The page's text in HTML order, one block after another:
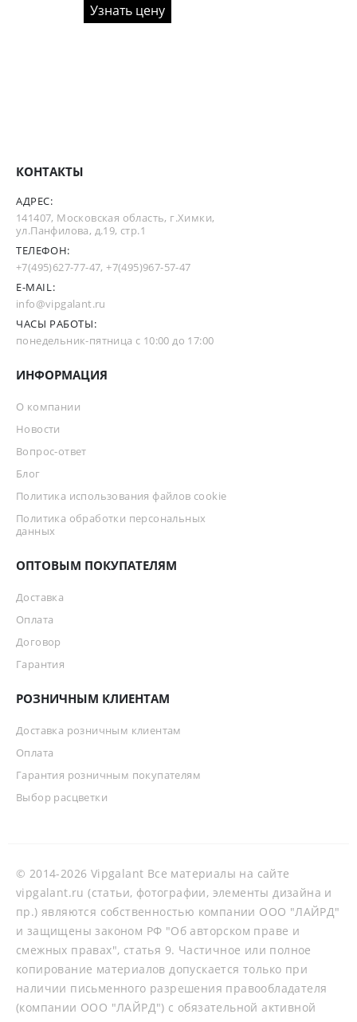
Узнать цену
КОНТАКТЫ
АДРЕС:
141407, Московская область, г.Химки,
ул.Панфилова, д.19, стр.1
ТЕЛЕФОН:
+7(495)627-77-47,+7(495)967-57-47
E-MAIL:
info@vipgalant.ru
ЧАСЫ РАБОТЫ:
понедельник-пятница с 10:00 до 17:00
ИНФОРМАЦИЯ
О компании
Новости
Вопрос-ответ
Блог
Политика использования файлов cookie
Политика обработки персональных
данных
ОПТОВЫМ ПОКУПАТЕЛЯМ
Доставка
Оплата
Договор
Гарантия
РОЗНИЧНЫМ КЛИЕНТАМ
Доставка розничным клиентам
Оплата
Гарантия розничным покупателям
Выбор расцветки
© 2014-2026 Vipgalant Все материалы на сайте
vipgalant.ru (статьи, фотографии, элементы дизайна и
пр.) являются собственностью компании ООО "ЛАЙРД"
и защищены законом РФ "Об авторском праве и
смежных правах", статья 9. Частичное или полное
копирование материалов допускается только при
наличии письменного разрешения правообладателя
(компании ООО "ЛАЙРД") с обязательной активной